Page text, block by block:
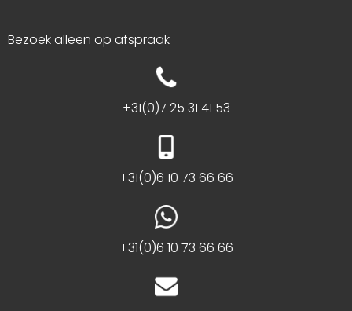
Bezoek alleen op afspraak
+31(0)7 25 31 41 53
+31(0)6 10 73 66 66
+31(0)6 10 73 66 66